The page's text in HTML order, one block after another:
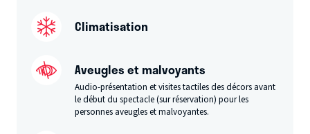
Climatisation
Aveugles et malvoyants
Audio-présentation et visites tactiles des décors avant
le début du spectacle (sur réservation) pour les
personnes aveugles et malvoyantes.